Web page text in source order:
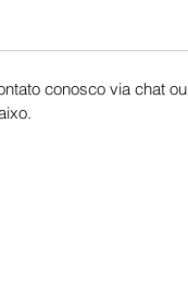
conosco via chat ou